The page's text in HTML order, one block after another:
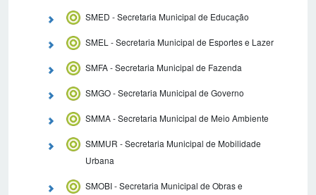
SMED - Secretaria Municipal de Educação
SMEL - Secretaria Municipal de Esportes e Lazer
SMFA - Secretaria Municipal de Fazenda
SMGO - Secretaria Municipal de Governo
SMMA - Secretaria Municipal de Meio Ambiente
SMMUR - Secretaria Municipal de Mobilidade
Urbana
SMOBI - Secretaria Municipal de Obras e